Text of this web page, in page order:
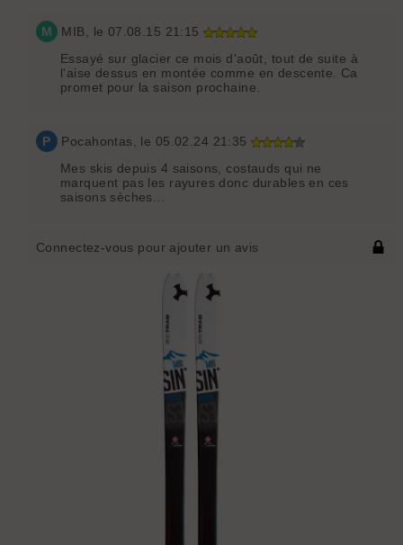
M MIB , le 07.08.15 21:15
Essayé sur glacier ce mois d'août, tout de suite à
l'aise dessus en montée comme en descente. Ca
promet pour la saison prochaine.
P Pocahontas
, le 05.02.24 21:35
Mes skis depuis 4 saisons, costauds qui ne
marquent pas les rayures donc durables en ces
saisons sèches...
Connectez-vous pour ajouter un avis